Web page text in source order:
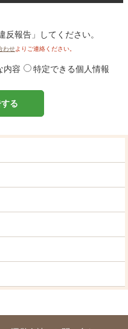
報告」してください。
わせよりご連絡ください。
内容 特定できる個人情報
る